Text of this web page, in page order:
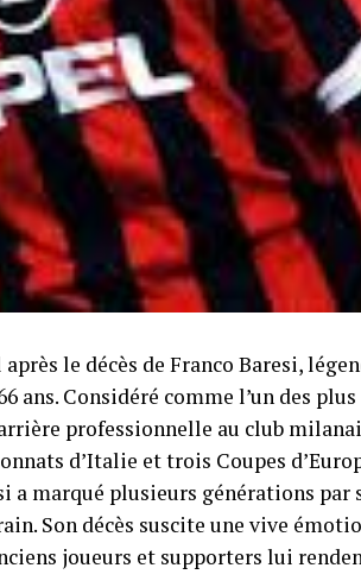
le décès de Franco Baresi,
ans. Considéré comme l’un des
professionnelle au club
d’Italie et trois Coupes
a marqué plusieurs générations par
Son décès suscite une vive
joueurs et supporters lui